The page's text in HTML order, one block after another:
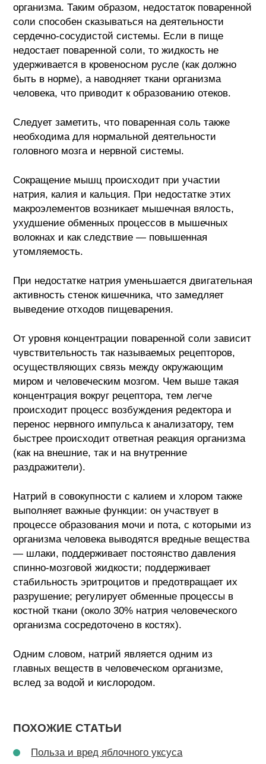
организма. Таким образом, недостаток поваренной
соли способен сказываться на деятельности
сердечно-сосудистой системы. Если в пище
недостает поваренной соли, то жидкость не
удерживается в кровеносном русле (как должно
быть в норме), а наводняет ткани организма
человека, что приводит к образованию отеков.
Следует заметить, что поваренная соль также
необходима для нормальной деятельности
головного мозга и нервной системы.
Сокращение мышц происходит при участии
натрия, калия и кальция. При недостатке этих
макроэлементов возникает мышечная вялость,
ухудшение обменных процессов в мышечных
волокнах и как следствие — повышенная
утомляемость.
При недостатке натрия уменьшается двигательная
активность стенок кишечника, что замедляет
выведение отходов пищеварения.
От уровня концентрации поваренной соли зависит
чувствительность так называемых рецепторов,
осуществляющих связь между окружающим
миром и человеческим мозгом. Чем выше такая
концентрация вокруг рецептора, тем легче
происходит процесс возбуждения редектора и
перенос нервного импульса к анализатору, тем
быстрее происходит ответная реакция организма
(как на внешние, так и на внутренние
раздражители).
Натрий в совокупности с калием и хлором также
выполняет важные функции: он участвует в
процессе образования мочи и пота, с которыми из
организма человека выводятся вредные вещества
— шлаки, поддерживает постоянство давления
спинно-мозговой жидкости; поддерживает
стабильность эритроцитов и предотвращает их
разрушение; регулирует обменные процессы в
костной ткани (около 30% натрия человеческого
организма сосредоточено в костях).
Одним словом, натрий является одним из
главных веществ в человеческом организме,
вслед за водой и кислородом.
ПОХОЖИЕ СТАТЬИ
Польза и вред яблочного уксуса